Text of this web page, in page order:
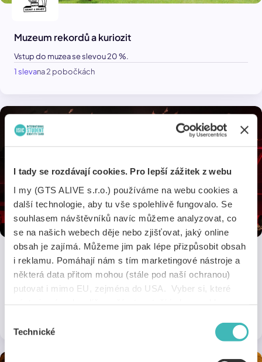
I tady se rozdávají cookies. Pro lepší zážitek z webu
I my (GTS ALIVE s.r.o.) používáme na webu cookies a
další technologie, aby tu vše spolehlivě fungovalo. Se
souhlasem návštěvníků navíc můžeme analyzovat, co
se na našich webech děje nebo zjišťovat, jaký online
obsah je zajímá. Můžeme jim pak lépe přizpůsobit obsah
i reklamu. Pomáhají nám s tím marketingové nástroje a
některá data přitom mohou (stále pod naší ochranou)
putovat i mimo EU, zejména do USA. Vyber si, které
v sekci „Detaily“. Svoji volbu můžeš kdykoliv změnit v
„Nastavení cookies“ (ikonka v zápatí webu). Vše o tom,
souhlasu
Technické
Muzeum rekordů a kuriozit
Vstup do muzea se slevou 20 %.
1 slevana 2 pobočkách
ARCHA+
Výhodné studentské slevy na akce v nejživějším kulturním prostoru